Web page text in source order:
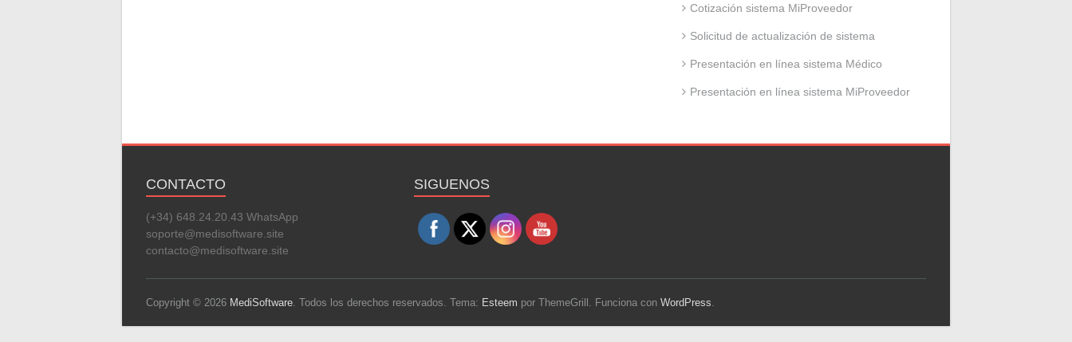
Cotización sistema MiProveedor
Solicitud de actualización de sistema
Presentación en línea sistema Médico
Presentación en línea sistema MiProveedor
CONTACTO
(+34) 648.24.20.43 WhatsApp
soporte@medisoftware.site
contacto@medisoftware.site
SIGUENOS
Copyright © 2026 MediSoftware. Todos los derechos reservados. Tema: Esteem por ThemeGrill. Funciona con WordPress.